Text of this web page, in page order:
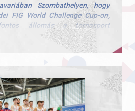
Szombathelyen, hogy
FIG World Challenge Cup-on,
állomás a tornasport
— mindössze három héttel a
a rangos viadalon:
a selejtezőből bejutott a
és korláton is. Lólengésen
13,850 ponttal a második